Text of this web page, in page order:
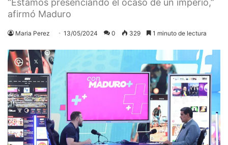
“Estamos presenciando el ocaso de un imperio,”
afirmó Maduro
Maria Perez 13/05/2024 0 329 1 minuto de lectura